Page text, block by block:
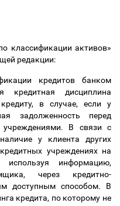
классификации активов»
редакции:
кредитов банком
дисциплина
в случае, если у
задолженность перед
учреждениями. В связи с
у клиента других
учреждениях на
используя информацию,
через кредитно-
доступным способом. В
кредита, по которому не